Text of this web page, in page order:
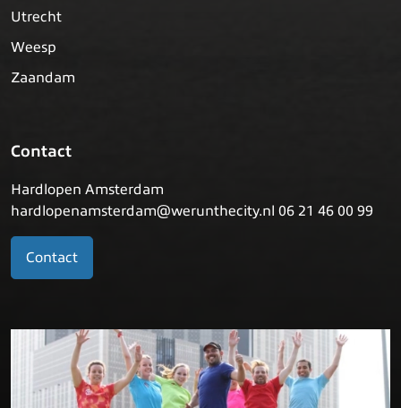
Utrecht
Weesp
Zaandam
Contact
Hardlopen Amsterdam
hardlopenamsterdam@werunthecity.nl 06 21 46 00 99
Contact